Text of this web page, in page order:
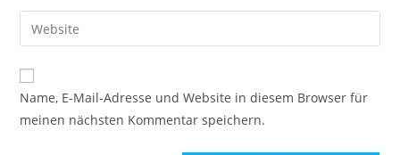
zum
Kommentieren
ein
E-
Mail-
zum
Kommentieren
ein
Gib
deine
Website-
URL
Name, E-Mail-Adresse und Website in diesem Browser für
meinen nächsten Kommentar speichern.